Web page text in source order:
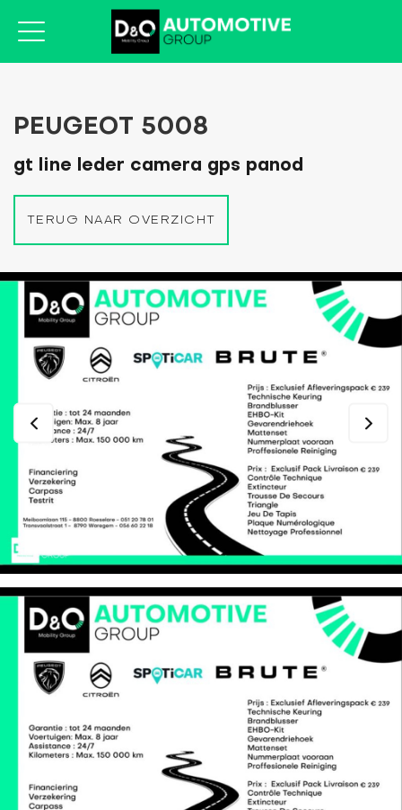
PEUGEOT 5008
gt line leder camera gps panod
TERUG NAAR OVERZICHT